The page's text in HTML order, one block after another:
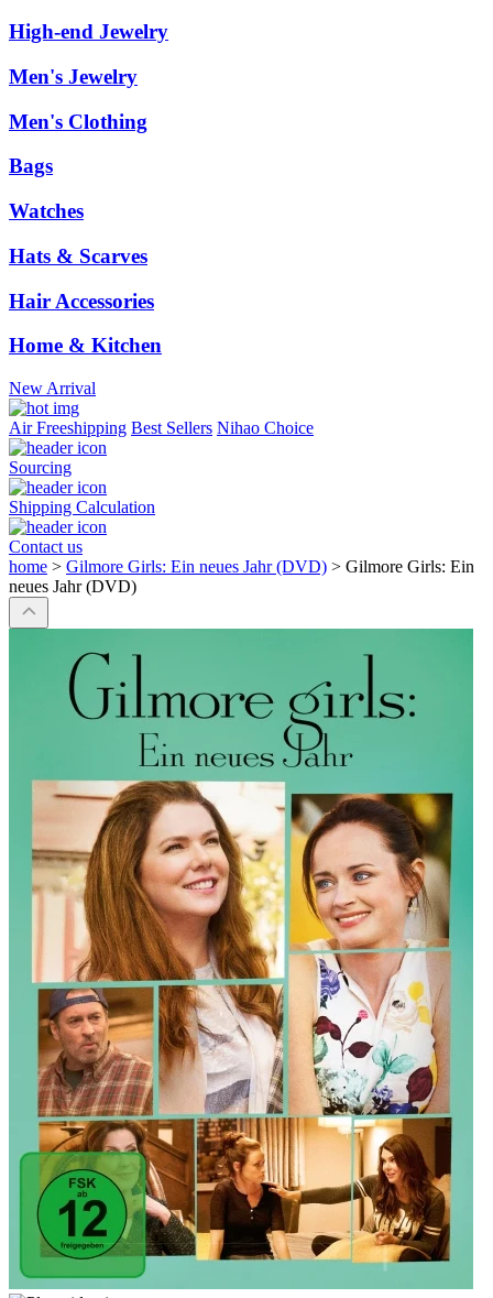
High-end Jewelry
Men's Jewelry
Men's Clothing
Bags
Watches
Hats & Scarves
Hair Accessories
Home & Kitchen
New Arrival
Air Freeshipping Best Sellers Nihao Choice
Sourcing
Shipping Calculation
Contact us
home > Gilmore Girls: Ein neues Jahr (DVD) > Gilmore Girls: Ein
neues Jahr (DVD)